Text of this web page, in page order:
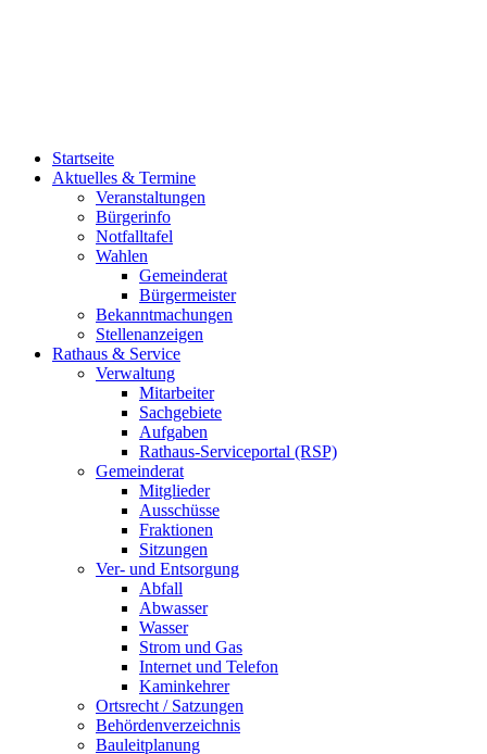
Startseite
Aktuelles & Termine
Veranstaltungen
Bürgerinfo
Notfalltafel
Wahlen
Gemeinderat
Bürgermeister
Bekanntmachungen
Stellenanzeigen
Rathaus & Service
Verwaltung
Mitarbeiter
Sachgebiete
Aufgaben
Rathaus-Serviceportal (RSP)
Gemeinderat
Mitglieder
Ausschüsse
Fraktionen
Sitzungen
Ver- und Entsorgung
Abfall
Abwasser
Wasser
Strom und Gas
Internet und Telefon
Kaminkehrer
Ortsrecht / Satzungen
Behördenverzeichnis
Bauleitplanung